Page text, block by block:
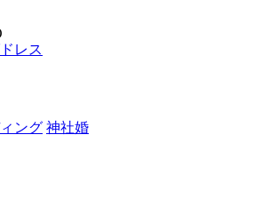
レス
ング 神社婚